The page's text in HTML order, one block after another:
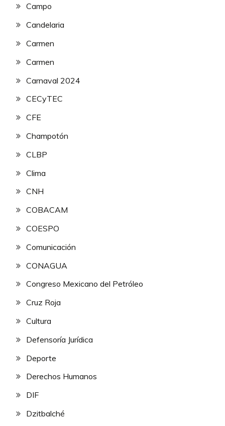
Campo
Candelaria
Carmen
Carmen
Carnaval 2024
CECyTEC
CFE
Champotón
CLBP
Clima
CNH
COBACAM
COESPO
Comunicación
CONAGUA
Congreso Mexicano del Petróleo
Cruz Roja
Cultura
Defensoría Jurídica
Deporte
Derechos Humanos
DIF
Dzitbalché